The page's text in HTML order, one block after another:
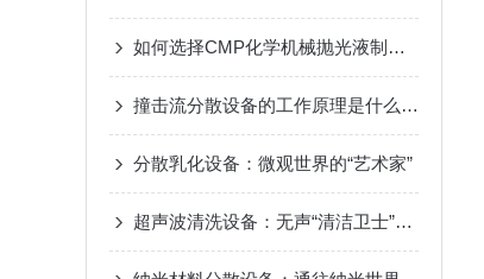
如何选择CMP化学机械抛光液制备设备厂家
撞击流分散设备的工作原理是什么呢？
分散乳化设备：微观世界的“艺术家”
超声波清洗设备：无声“清洁卫士”如何震动微观世界